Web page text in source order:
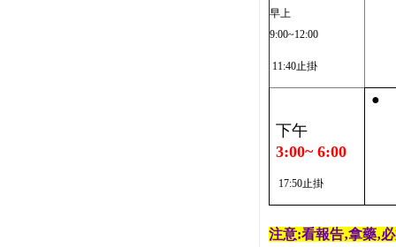
早上
9:00~12:00
11:40止掛
下午
3:00~ 6:00
17:50止掛
●
注意:看報告‚拿藥‚